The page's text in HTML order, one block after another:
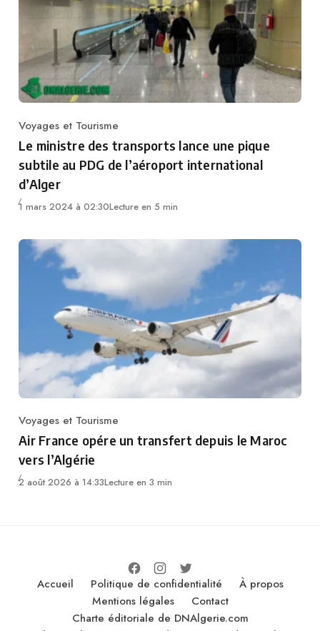
Category
Voyages et Tourisme
Le ministre des transports lance une pique
subtile au PDG de l’aéroport international
d’Alger
1 mars 2024 à 02:30Lecture en 5 min
Category
Voyages et Tourisme
Air France opére un transfert depuis le Maroc
vers l’Algérie
2 août 2026 à 14:33Lecture en 3 min
Accueil Politique de confidentialité
À propos
Mentions légales
Contact
Charte éditoriale de DNAlgerie.com